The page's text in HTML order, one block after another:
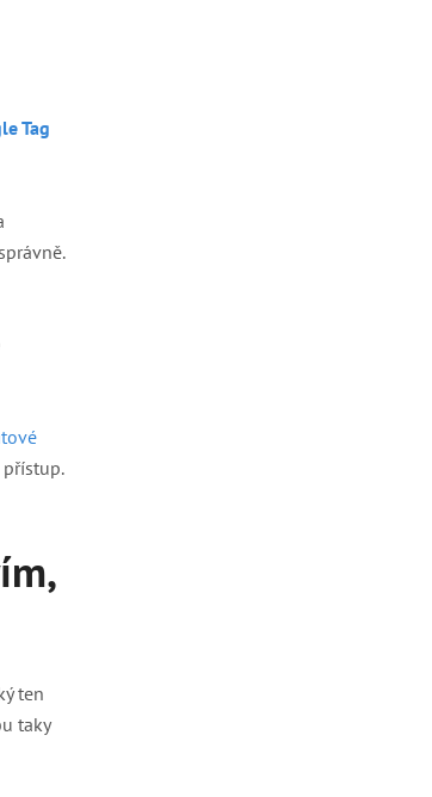
Tag
přístup.
ten
taky